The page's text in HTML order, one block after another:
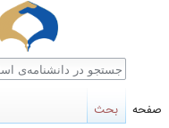
صفحه بحث
جستجو